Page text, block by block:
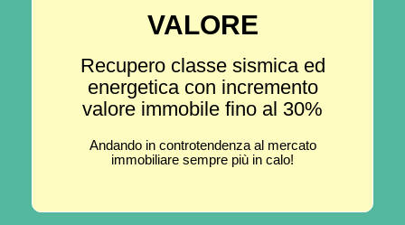
VALORE
Recupero classe sismica ed
energetica con incremento
valore immobile fino al 30%
Andando in controtendenza al mercato
immobiliare sempre più in calo!​